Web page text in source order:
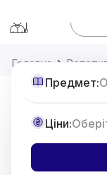
Предмет:
Ціни:
Головна
Репетитор з